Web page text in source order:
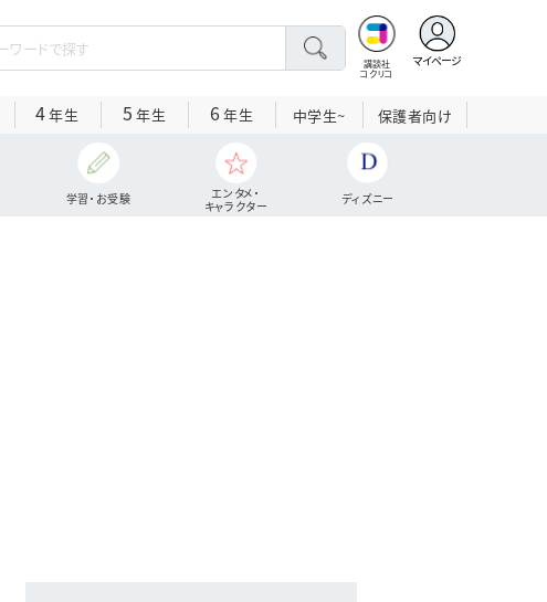
講談社
コクリコ
マイページ
4年生 5 年生 6 年生 中学生~ 保護者向け
学習・お受験
エンタメ・
キャラクター
ディズニー